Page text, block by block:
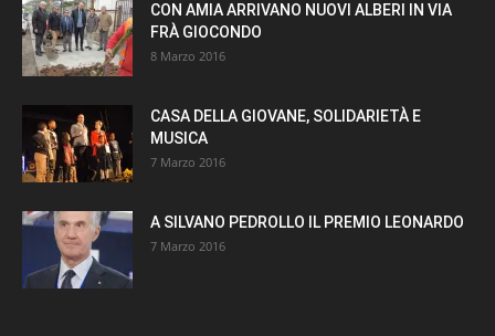
CON AMIA ARRIVANO NUOVI ALBERI IN VIA
FRÀ GIOCONDO
8 Marzo 2016
CASA DELLA GIOVANE, SOLIDARIETÀ E
MUSICA
7 Marzo 2016
A SILVANO PEDROLLO IL PREMIO LEONARDO
7 Marzo 2016